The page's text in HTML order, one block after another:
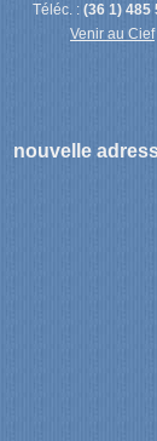
Téléc. : (36 1) 485
Venir au Cief
nouvelle